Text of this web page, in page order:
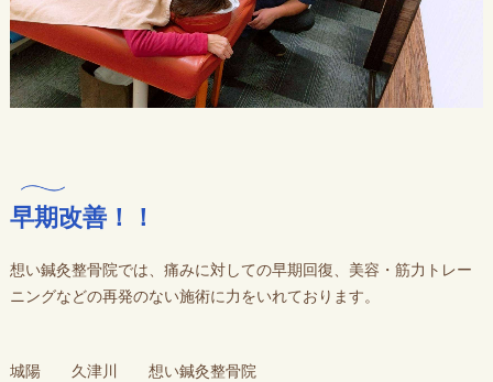
早期改善！！
想い鍼灸整骨院では、痛みに対しての早期回復、美容・筋力トレー
ニングなどの再発のない施術に力をいれております。
城陽 久津川 想い鍼灸整骨院